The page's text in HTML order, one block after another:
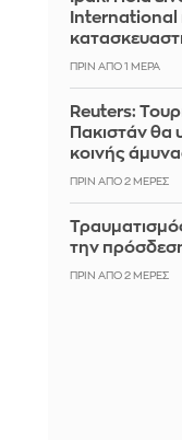
International
ΠΡΙΝ ΑΠΌ 1 ΜΈΡΑ
Reuters:
Πακιστάν
κοινής
ΠΡΙΝ ΑΠΌ 2 ΜΈΡΕΣ
την
ΠΡΙΝ ΑΠΌ 2 ΜΈΡΕΣ